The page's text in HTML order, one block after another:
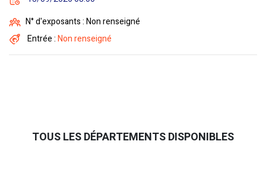
N° d'exposants : Non renseigné
Entrée :Non renseigné
TOUS LES DÉPARTEMENTS DISPONIBLES